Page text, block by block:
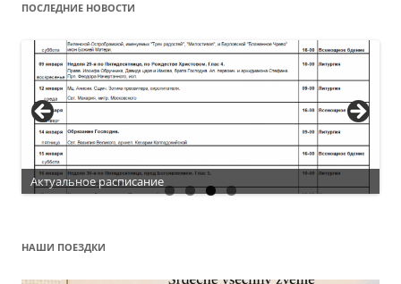
ПОСЛЕДНИЕ НОВОСТИ
Актуальное расписание
НАШИ ПОЕЗДКИ